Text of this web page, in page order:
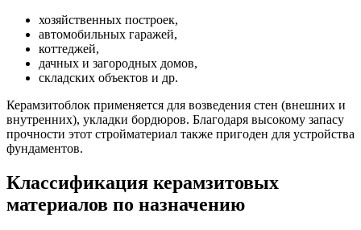
хозяйственных построек,
автомобильных гаражей,
коттеджей,
дачных и загородных домов,
складских объектов и др.
Керамзитоблок применяется для возведения стен (внешних и
внутренних), укладки бордюров. Благодаря высокому запасу
прочности этот стройматериал также пригоден для устройства
фундаментов.
Классификация керамзитовых
материалов по назначению